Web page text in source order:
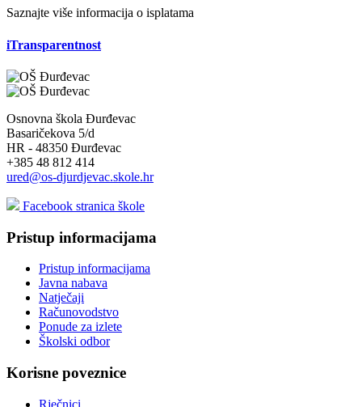
Saznajte više informacija o isplatama
iTransparentnost
Osnovna škola Đurđevac
Basaričekova 5/d
HR - 48350 Đurđevac
+385 48 812 414
ured@os-djurdjevac.skole.hr
Facebook stranica škole
Pristup informacijama
Pristup informacijama
Javna nabava
Natječaji
Računovodstvo
Ponude za izlete
Školski odbor
Korisne poveznice
Rječnici